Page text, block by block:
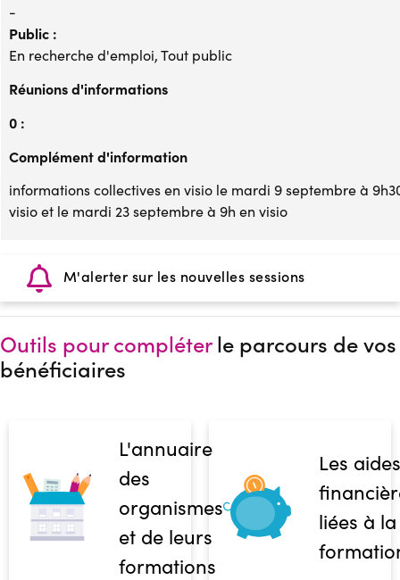
-
Public :
En recherche d'emploi, Tout public
Réunions d'informations
0 :
Complément d'information
informations collectives en visio le mardi 9 septembre à
visio et le mardi 23 septembre à 9h en visio
M'alerter sur les nouvelles sessions
Outils pour compléterle parcours de vos
bénéficiaires
L'annuaire
des
organismes
et de leurs
formations
Les aides
liées à la